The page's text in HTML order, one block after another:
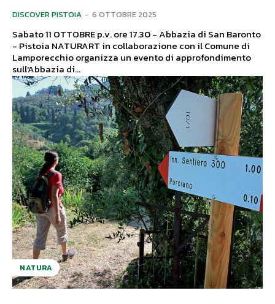
DISCOVER PISTOIA - 6 OTTOBRE 2025
Sabato 11 OTTOBRE p.v. ore 17.30 - Abbazia di San Baronto
- Pistoia NATURART in collaborazione con il Comune di
Lamporecchio organizza un evento di approfondimento
sull'Abbazia di...
NATURA